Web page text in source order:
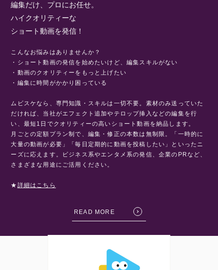
編集だけ、プロにお任せ。
ハイクオリティーな
ショート動画を発信！
こんなお悩みはありませんか？
・ショート動画の発信を始めたいけど、編集スキルがない
・動画のクオリティーをもっと上げたい
・編集に時間がかかり困っている
ムビスケなら、専門知識・スキルは一切不要。 素材のみ送っていた
だければ、当社がエフェクト追加やテロップ挿入などの編集を行
い、 最短1日でクオリティーの高いショート動画を納品します。
月ごとの定額プラン制で、編集・修正の本数は無制限。
「一時的に
大量の動画が必要」「毎日定期的に動画を投稿したい」といったニ
ーズに応えます。
ビジネス系やエンタメ系の発信、企業のPRなど、
さまざまな用途にご活用ください。
★ 詳細はこちら
READ MORE